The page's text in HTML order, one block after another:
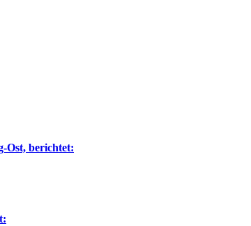
Ost, berichtet: